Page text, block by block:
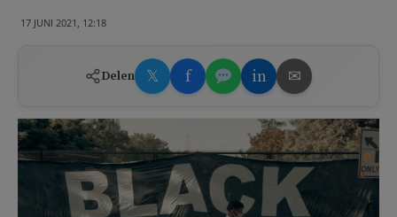
17 JUNI 2021, 12:18
Delen 𝕏 f in ✉